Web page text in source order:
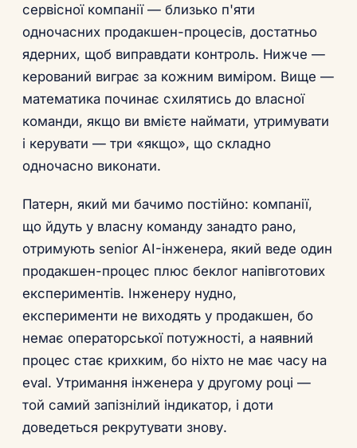
сервісної компанії — близько п'яти
одночасних продакшен-процесів, достатньо
ядерних, щоб виправдати контроль. Нижче —
керований виграє за кожним виміром. Вище —
математика починає схилятись до власної
команди, якщо ви вмієте наймати, утримувати
і керувати — три «якщо», що складно
одночасно виконати.
Патерн, який ми бачимо постійно: компанії,
що йдуть у власну команду занадто рано,
отримують senior AI-інженера, який веде один
продакшен-процес плюс беклог напівготових
експериментів. Інженеру нудно,
експерименти не виходять у продакшен, бо
немає операторської потужності, а наявний
процес стає крихким, бо ніхто не має часу на
eval. Утримання інженера у другому році —
той самий запізнілий індикатор, і доти
доведеться рекрутувати знову.